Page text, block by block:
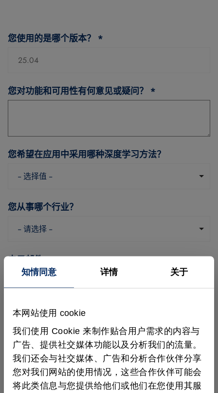
知情同意 详情 关于
本网站使用 cookie
我们使用 Cookie 来制作贴合用户需求的内容与
广告、提供社交媒体功能以及分析我们的流量。
我们还会与社交媒体、广告和分析合作伙伴分享
您对我们网站的使用情况，这些合作伙伴可能会
将此类信息与您提供给他们或他们在您使用其服
您使用的是哪个版本？ *
您对功能和可用性有何意见或疑问？ *
您希望在应用中采用哪种深度学习方法？
您从事哪个行业？
电子邮件*
请注意MVTec 的隐私政策
订阅